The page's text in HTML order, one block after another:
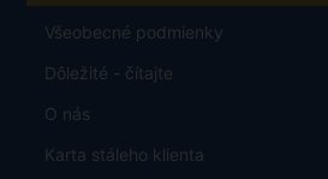
Všeobecné podmienky
Dôležité - čítajte
O nás
Karta stáleho klienta